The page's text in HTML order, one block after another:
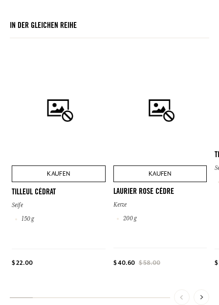
IN DER GLEICHEN REIHE
KAUFEN
TILLEUL CÉDRAT
Seife
150 g
$ 22.00
KAUFEN
LAURIER ROSE CÈDRE
Kerze
200 g
$ 40.60 $ 58.00